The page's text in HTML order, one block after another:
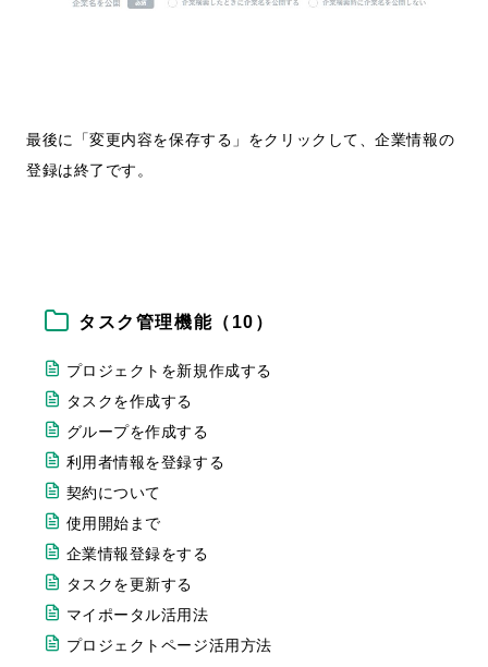
最後に「変更内容を保存する」をクリックして、企業情報の
登録は終了です。
タスク管理機能（10）
プロジェクトを新規作成する
タスクを作成する
グループを作成する
利用者情報を登録する
契約について
使用開始まで
企業情報登録をする
タスクを更新する
マイポータル活用法
プロジェクトページ活用方法